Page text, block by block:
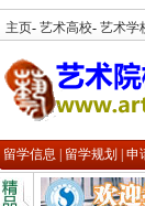
主页- 艺术高校- 艺术学
留学信息 留学规划 申